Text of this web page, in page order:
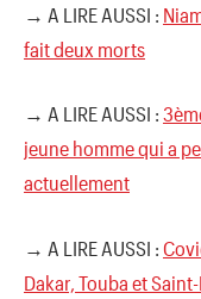
→ A LIRE AUSSI :
fait deux morts
→ A LIRE AUSSI :
jeune homme qui a
actuellement
→ A LIRE AUSSI :
Dakar, Touba et